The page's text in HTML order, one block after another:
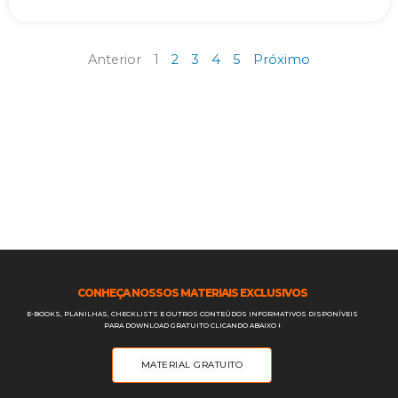
Anterior 1 2 3 4 5 Próximo
CONHEÇA NOSSOS MATERIAIS EXCLUSIVOS
E-BOOKS, PLANILHAS, CHECKLISTS E OUTROS CONTEÚDOS INFORMATIVOS DISPONÍVEIS
PARA DOWNLOAD GRATUITO CLICANDO ABAIXO ⭣
MATERIAL GRATUITO